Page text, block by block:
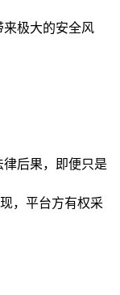
来极大的安全风
后果，即便只是
，平台方有权采